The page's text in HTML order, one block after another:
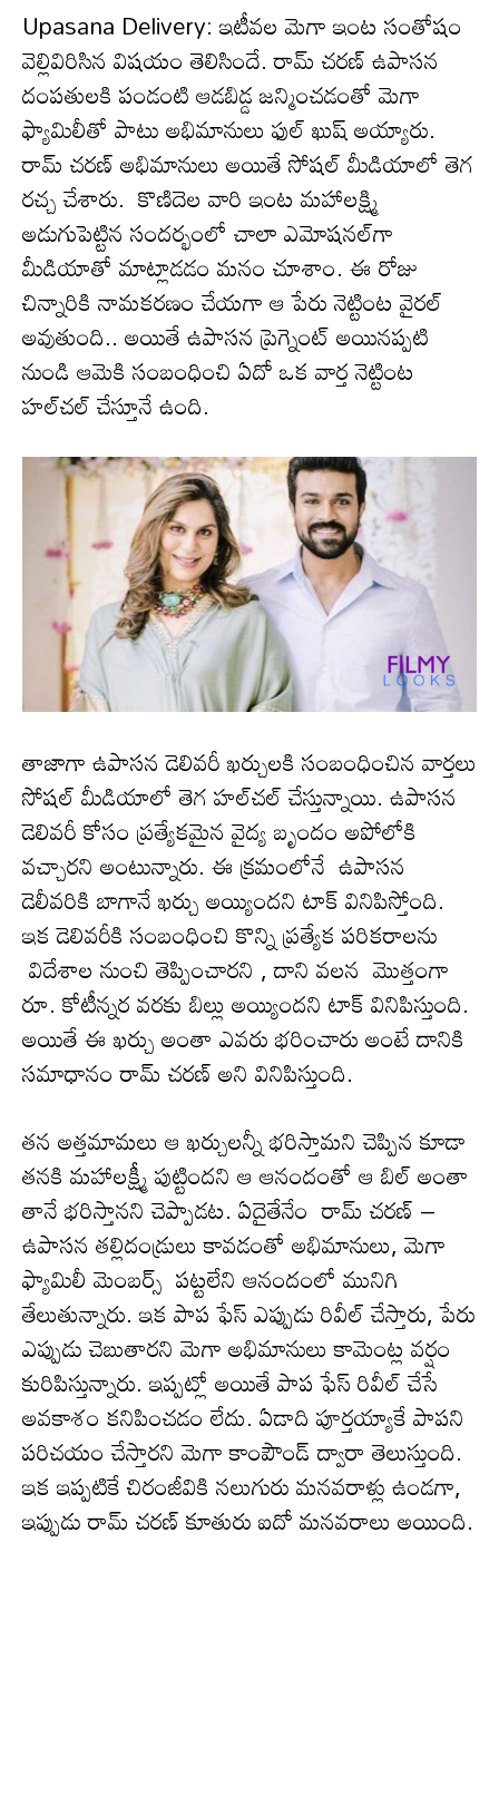
Upasana Delivery: ఇటీవ‌ల మెగా ఇంట సంతోషం
వెల్లివిరిసిన విష‌యం తెలిసిందే. రామ్ చ‌ర‌ణ్ ఉపాస‌న
దంపతుల‌కి పండంటి ఆడ‌బిడ్డ జ‌న్మించ‌డంతో మెగా
ఫ్యామిలీతో పాటు అభిమానులు ఫుల్ ఖుష్ అయ్యారు.
రామ్ చ‌ర‌ణ్ అభిమానులు అయితే సోష‌ల్ మీడియాలో తెగ
ర‌చ్చ చేశారు. కొణిదెల వారి ఇంట మహాలక్ష్మి
అడుగుపెట్టిన సంద‌ర్భంలో చాలా ఎమోష‌న‌ల్‌గా
మీడియాతో మాట్లాడ‌డం మ‌నం చూశాం. ఈ రోజు
చిన్నారికి నామ‌క‌ర‌ణం చేయ‌గా ఆ పేరు నెట్టింట వైరల్
అవుతుంది.. అయితే ఉపాస‌న ప్రెగ్నెంట్ అయినప్ప‌టి
నుండి ఆమెకి సంబంధించి ఏదో ఒక వార్త నెట్టింట
హ‌ల్‌చ‌ల్ చేస్తూనే ఉంది.
తాజాగా ఉపాస‌న డెలివరీ ఖ‌ర్చుల‌కి సంబంధించిన వార్త‌లు
సోష‌ల్ మీడియాలో తెగ హ‌ల్‌చ‌ల్ చేస్తున్నాయి. ఉపాస‌న
డెలివ‌రీ కోసం ప్ర‌త్యేక‌మైన వైద్య బృందం అపోలోకి
వ‌చ్చార‌ని అంటున్నారు. ఈ క్ర‌మంలోనే ఉపాసన
డెలీవరికి బాగానే ఖర్చు అయ్యిందని టాక్ వినిపిస్తోంది.
ఇక డెలివరీకి సంబంధించి కొన్ని ప్ర‌త్యేక పరిక‌రాలను
విదేశాల నుంచి తెప్పించారని , దాని వ‌ల‌న మొత్తంగా
రూ. కోటీన్నర వరకు బిల్లు అయ్యిందని టాక్ వినిపిస్తుంది.
అయితే ఈ ఖ‌ర్చు అంతా ఎవ‌రు భ‌రించారు అంటే దానికి
స‌మాధానం రామ్ చ‌ర‌ణ్ అని వినిపిస్తుంది.
త‌న అత్త‌మామ‌లు ఆ ఖ‌ర్చుల‌న్నీ భ‌రిస్తామ‌ని చెప్పిన కూడా
త‌న‌కి మ‌హాల‌క్ష్మీ పుట్టింద‌ని ఆ ఆనందంతో ఆ బిల్ అంతా
తానే భ‌రిస్తాన‌ని చెప్పాడ‌ట‌. ఏదైతేనేం రామ్ చరణ్ –
ఉపాసన తల్లిదండ్రులు కావడంతో అభిమానులు, మెగా
ఫ్యామిలీ మెంబర్స్ పట్టలేని ఆనందంలో మునిగి
తేలుతున్నారు. ఇక పాప ఫేస్ ఎప్పుడు రివీల్ చేస్తారు, పేరు
ఎప్పుడు చెబుతార‌ని మెగా అభిమానులు కామెంట్ల వ‌ర్షం
కురిపిస్తున్నారు. ఇప్ప‌ట్లో అయితే పాప ఫేస్ రివీల్ చేసే
అవ‌కాశం క‌నిపించ‌డం లేదు. ఏడాది పూర్త‌య్యాకే పాప‌ని
ప‌రిచ‌యం చేస్తార‌ని మెగా కాంపౌండ్ ద్వారా తెలుస్తుంది.
ఇక ఇప్ప‌టికే చిరంజీవికి న‌లుగురు మ‌న‌వ‌రాళ్లు ఉండ‌గా,
ఇప్పుడు రామ్ చ‌ర‌ణ్ కూతురు ఐదో మ‌న‌వ‌రాలు అయింది.